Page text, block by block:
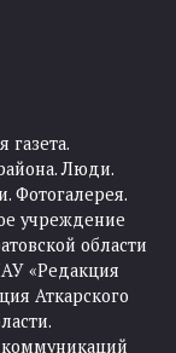
газета.
Люди.
Фотогалерея.
учреждение
области
«Редакция
Аткарского